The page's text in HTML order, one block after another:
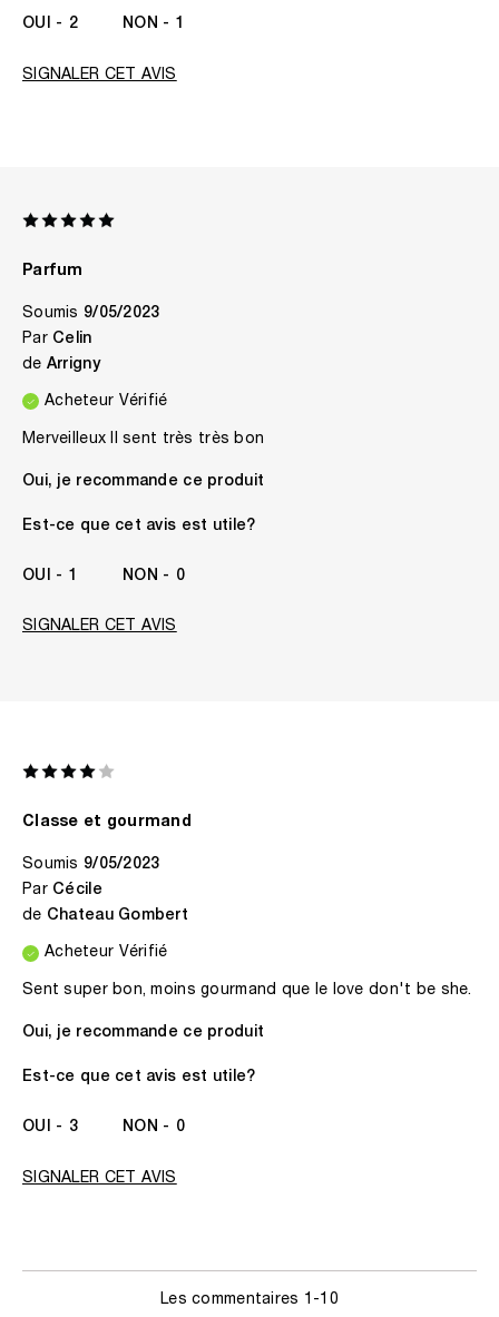
2 1
SIGNALER CET AVIS
Parfum
Soumis 9/05/2023
Par Celin
de Arrigny
Acheteur Vérifié
Merveilleux Il sent très très bon
Oui, je recommande ce produit
Est-ce que cet avis est utile?
1 0
SIGNALER CET AVIS
Classe et gourmand
Soumis 9/05/2023
Par Cécile
de Chateau Gombert
Acheteur Vérifié
Sent super bon, moins gourmand que le love don't be she.
Oui, je recommande ce produit
Est-ce que cet avis est utile?
3 0
SIGNALER CET AVIS
Les commentaires 1-10